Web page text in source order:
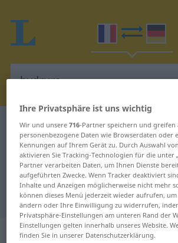
Französisch-Deutsch Wörterbuch
Französisch-Deutsch
für "hydrure"
"hydrure" Deutsch
„hydrure“: masculin
Ihre Privatsphäre ist uns wichtig
Wir und unsere716-Partner speichern und greifen
personenbezogene Daten wie Browserdaten oder
Kennungen auf Ihrem Gerät zu. Durch Auswahl
aktivieren Sie Tracking-Technologien für die unter
Partner verarbeiten Daten, um Ihnen Dienste
aufgeführten Zwecke. Wenn Tracker deaktiviert
Inhalte und Anzeigen möglicherweise nicht mehr
können dieses Menü jederzeit wieder aufrufen,
ändern oder Ihre Einwilligung zu widerrufen,
Privatsphäre-Einstellungen am unteren Rand der
Einstellungen gelten innerhalb unseres Website.
finden Sie in unserer Datenschutzerklärung.